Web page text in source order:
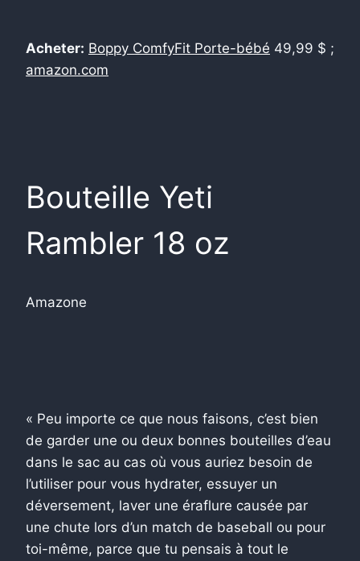
Acheter: Boppy ComfyFit Porte-bébé 49,99 $ ;
amazon.com
Bouteille Yeti
Rambler 18 oz
Amazone
« Peu importe ce que nous faisons, c’est bien
de garder une ou deux bonnes bouteilles d’eau
dans le sac au cas où vous auriez besoin de
l’utiliser pour vous hydrater, essuyer un
déversement, laver une éraflure causée par
une chute lors d’un match de baseball ou pour
toi-même, parce que tu pensais à tout le